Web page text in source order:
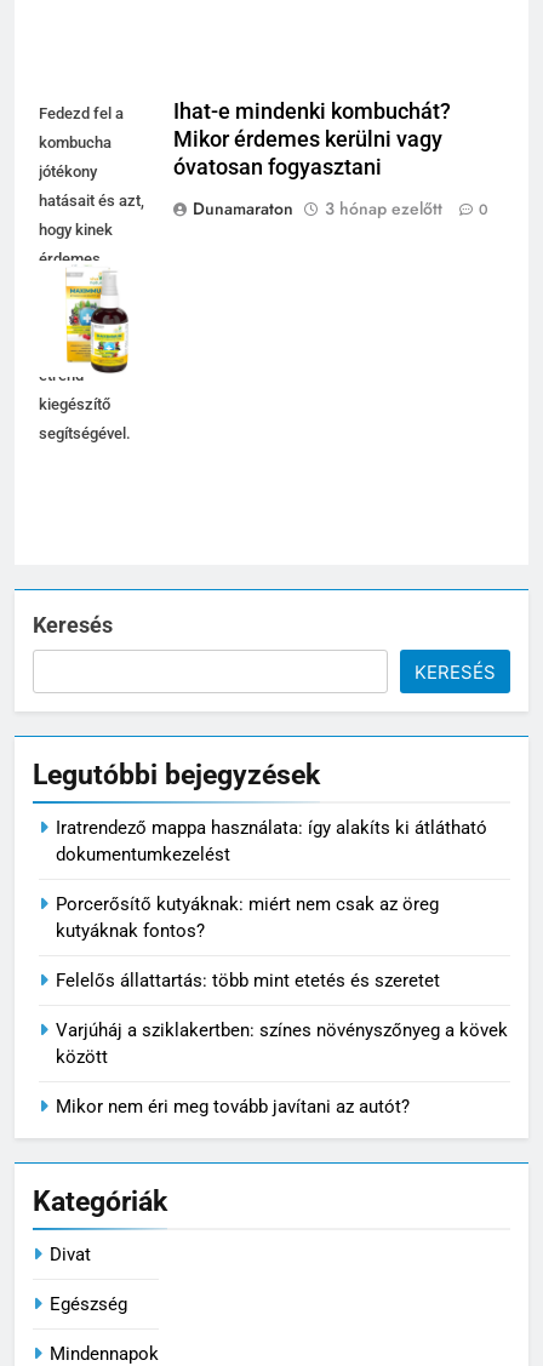
Fedezd fel a
kombucha
jótékony
hatásait és azt,
hogy kinek
érdemes
óvatosan
fogyasztani a
Maximmum
étrend-
kiegészítő
segítségével.
Ihat-e mindenki kombuchát?
Mikor érdemes kerülni vagy
óvatosan fogyasztani
Dunamaraton
3 hónap ezelőtt 0
Keresés
KERESÉS
Legutóbbi bejegyzések
Iratrendező mappa használata: így alakíts ki átlátható
dokumentumkezelést
Porcerősítő kutyáknak: miért nem csak az öreg
kutyáknak fontos?
Felelős állattartás: több mint etetés és szeretet
Varjúháj a sziklakertben: színes növényszőnyeg a kövek
között
Mikor nem éri meg tovább javítani az autót?
Kategóriák
Divat
Egészség
Mindennapok
5
Mikor nem éri meg tovább
MINDENNAPOK
6
pizzaélmény egyik legfontosabb
7
8